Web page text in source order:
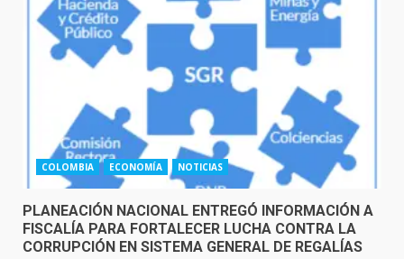
COLOMBIA ECONOMÍA NOTICIAS
PLANEACIÓN NACIONAL ENTREGÓ INFORMACIÓN A
FISCALÍA PARA FORTALECER LUCHA CONTRA LA
CORRUPCIÓN EN SISTEMA GENERAL DE REGALÍAS